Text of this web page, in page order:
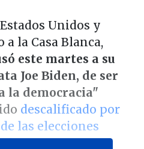
Unidos y
la Casa Blanca,
este martes a su
Joe Biden, de ser
la democracia"
descalificado por
las elecciones